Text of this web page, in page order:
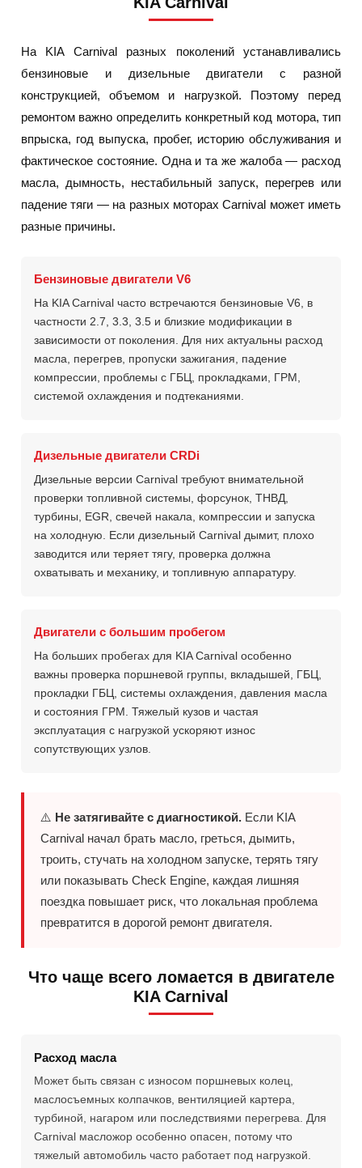
На KIA Carnival разных поколений устанавливались
бензиновые и дизельные двигатели с разной
конструкцией, объемом и нагрузкой. Поэтому перед
ремонтом важно определить конкретный код мотора, тип
впрыска, год выпуска, пробег, историю обслуживания и
фактическое состояние. Одна и та же жалоба — расход
масла, дымность, нестабильный запуск, перегрев или
падение тяги — на разных моторах Carnival может иметь
разные причины.
Бензиновые двигатели V6
На KIA Carnival часто встречаются бензиновые V6, в
частности 2.7, 3.3, 3.5 и близкие модификации в
зависимости от поколения. Для них актуальны расход
масла, перегрев, пропуски зажигания, падение
компрессии, проблемы с ГБЦ, прокладками, ГРМ,
системой охлаждения и подтеканиями.
Дизельные двигатели CRDi
Дизельные версии Carnival требуют внимательной
проверки топливной системы, форсунок, ТНВД,
турбины, EGR, свечей накала, компрессии и запуска
на холодную. Если дизельный Carnival дымит, плохо
заводится или теряет тягу, проверка должна
охватывать и механику, и топливную аппаратуру.
Двигатели с большим пробегом
На больших пробегах для KIA Carnival особенно
важны проверка поршневой группы, вкладышей, ГБЦ,
прокладки ГБЦ, системы охлаждения, давления масла
и состояния ГРМ. Тяжелый кузов и частая
эксплуатация с нагрузкой ускоряют износ
сопутствующих узлов.
⚠️ Не затягивайте с диагностикой. Если KIA
Carnival начал брать масло, греться, дымить,
троить, стучать на холодном запуске, терять тягу
или показывать Check Engine, каждая лишняя
поездка повышает риск, что локальная проблема
превратится в дорогой ремонт двигателя.
Что чаще всего ломается в двигателе
KIA Carnival
Расход масла
Может быть связан с износом поршневых колец,
маслосъемных колпачков, вентиляцией картера,
турбиной, нагаром или последствиями перегрева. Для
Carnival масложор особенно опасен, потому что
тяжелый автомобиль часто работает под нагрузкой.